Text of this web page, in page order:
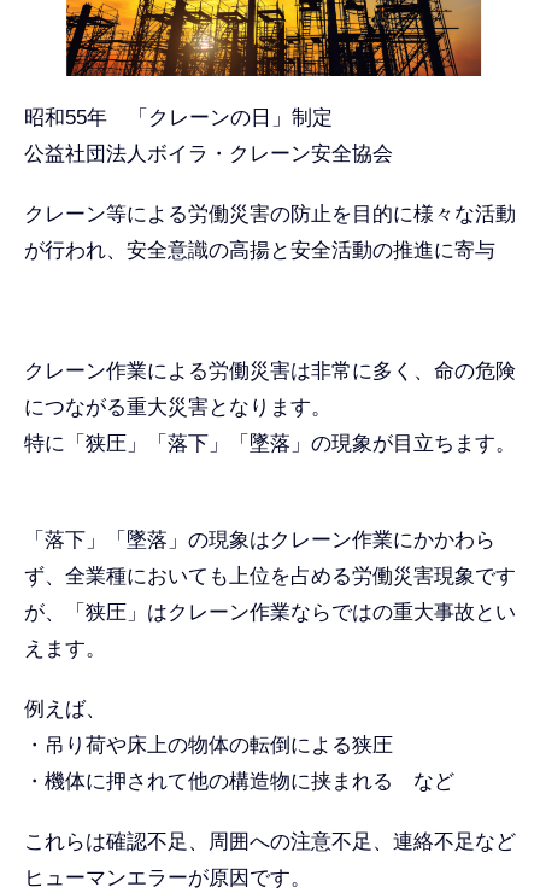
昭和55年 「クレーンの日」制定
公益社団法人ボイラ・クレーン安全協会
クレーン等による労働災害の防止を目的に様々な活動
が行われ、安全意識の高揚と安全活動の推進に寄与
クレーン作業による労働災害は非常に多く、命の危険
につながる重大災害となります。
特に「狭圧」「落下」「墜落」の現象が目立ちます。
「落下」「墜落」の現象はクレーン作業にかかわら
ず、全業種においても上位を占める労働災害現象です
が、「狭圧」はクレーン作業ならではの重大事故とい
えます。
例えば、
・吊り荷や床上の物体の転倒による狭圧
・機体に押されて他の構造物に挟まれる など
これらは確認不足、周囲への注意不足、連絡不足など
ヒューマンエラーが原因です。